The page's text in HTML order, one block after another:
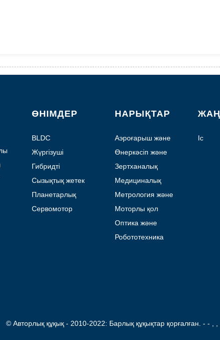
ӨНІМДЕР
BLDC
қозғалтқышы
Жүргізуші
Гибридті
қадамдық
Сызықтық жетек
Планетарлық
беріліс
Сервомотор
НАРЫҚТАР
Аэроғарыш және
авиация
Өнеркәсіп және
автоматтандыру
Зертханалық
автоматтандыру
Медициналық
Метрология және
тестілеу
Моторлы қол
құрылғылары
Оптика және
фотоника
Робототехника
Іс
© Авторлық құқық - 2010-2022: Барлық құқықтар қорғалған. - - , ,